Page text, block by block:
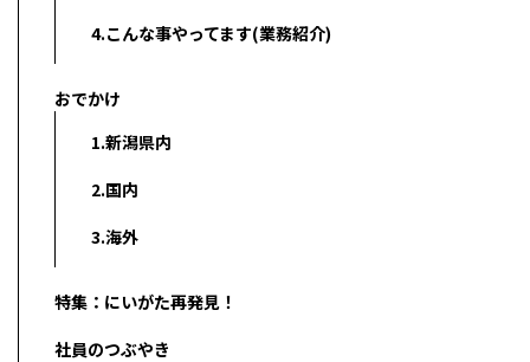
4.こんな事やってます(業務紹介)
おでかけ
1.新潟県内
2.国内
3.海外
特集：にいがた再発見！
社員のつぶやき